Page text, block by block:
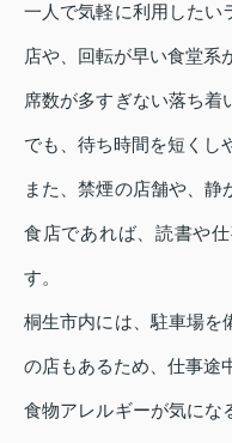
一人で気軽に利用したい
店や、回転が早い食堂系
席数が多すぎない落ち着
でも、待ち時間を短くし
また、禁煙の店舗や、
食店であれば、読書や
す。
桐生市内には、駐車場を
の店もあるため、仕事途
食物アレルギーが気にな